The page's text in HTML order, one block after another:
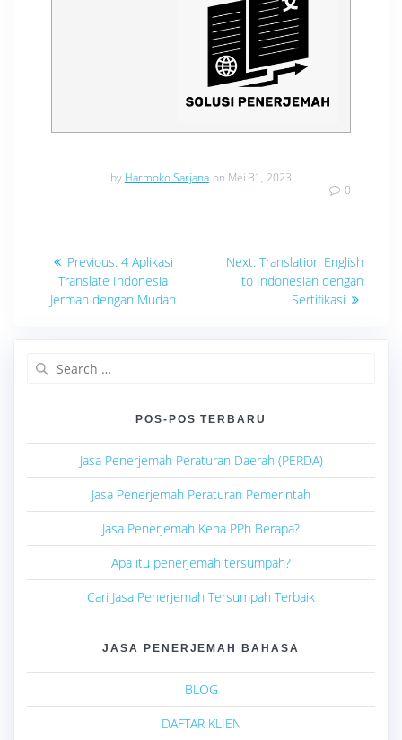
by Harmoko Sarjana on Mei 31, 2023
0
Navigasi
pos
Previous: Previous
post:
4 Aplikasi
Translate Indonesia
Jerman dengan Mudah
Next: Next
post:
Translation English
to Indonesian dengan
Sertifikasi
POS-POS TERBARU
Jasa Penerjemah Peraturan Daerah (PERDA)
Jasa Penerjemah Peraturan Pemerintah
Jasa Penerjemah Kena PPh Berapa?
Apa itu penerjemah tersumpah?
Cari Jasa Penerjemah Tersumpah Terbaik
JASA PENERJEMAH BAHASA
BLOG
DAFTAR KLIEN